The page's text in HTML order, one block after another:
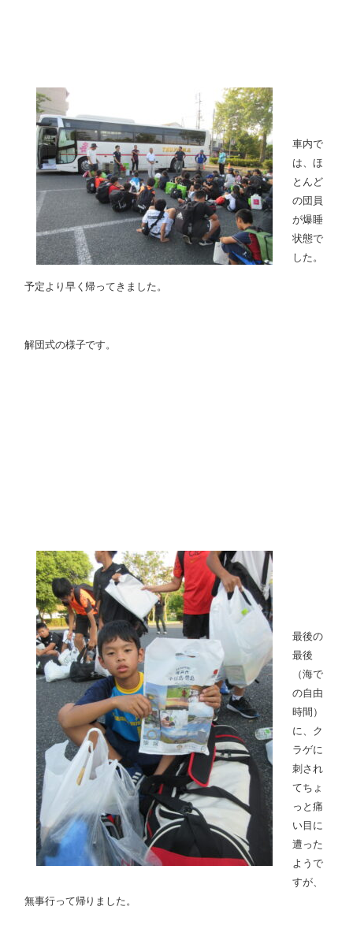
車内で
は、ほ
とんど
の団員
が爆睡
状態で
した。
予定より早く帰ってきました。
解団式の様子です。
最後の
最後
（海で
の自由
時間）
に、ク
ラゲに
刺され
てちょ
っと痛
い目に
遭った
ようで
すが、
無事行って帰りました。